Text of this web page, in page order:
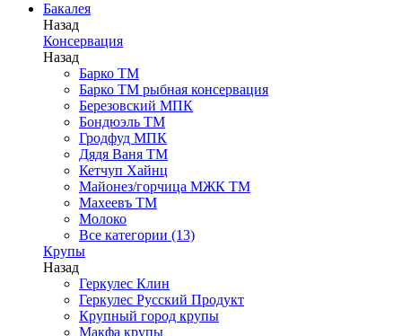
Бакалея
Назад
Консервация
Назад
Барко ТМ
Барко ТМ рыбная консервация
Березовский МПК
Бондюэль ТМ
Гродфуд МПК
Дядя Ваня ТМ
Кетчуп Хайнц
Майонез/горчица МЖК ТМ
Махеевъ ТМ
Молоко
Все категории (13)
Крупы
Назад
Геркулес Клин
Геркулес Русский Продукт
Крупный город крупы
Макфа крупы